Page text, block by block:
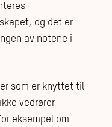
og det er
av notene i
som er knyttet til
vedrører
eksempel om